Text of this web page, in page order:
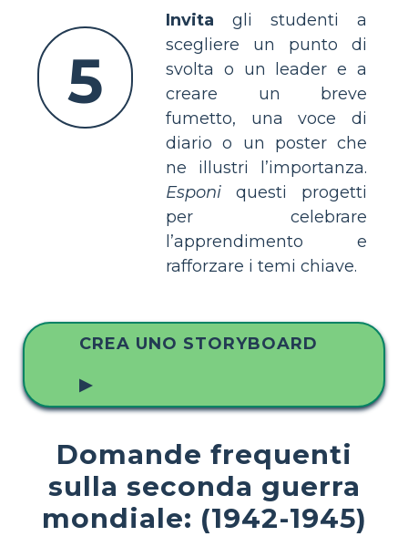
5
Invita gli studenti a
scegliere un punto di
svolta o un leader e a
creare un breve
fumetto, una voce di
diario o un poster che
ne illustri l’importanza.
Esponi questi progetti
per celebrare
l’apprendimento e
rafforzare i temi chiave.
CREA UNO STORYBOARD
▶
Domande frequenti
sulla seconda guerra
mondiale: (1942-1945)